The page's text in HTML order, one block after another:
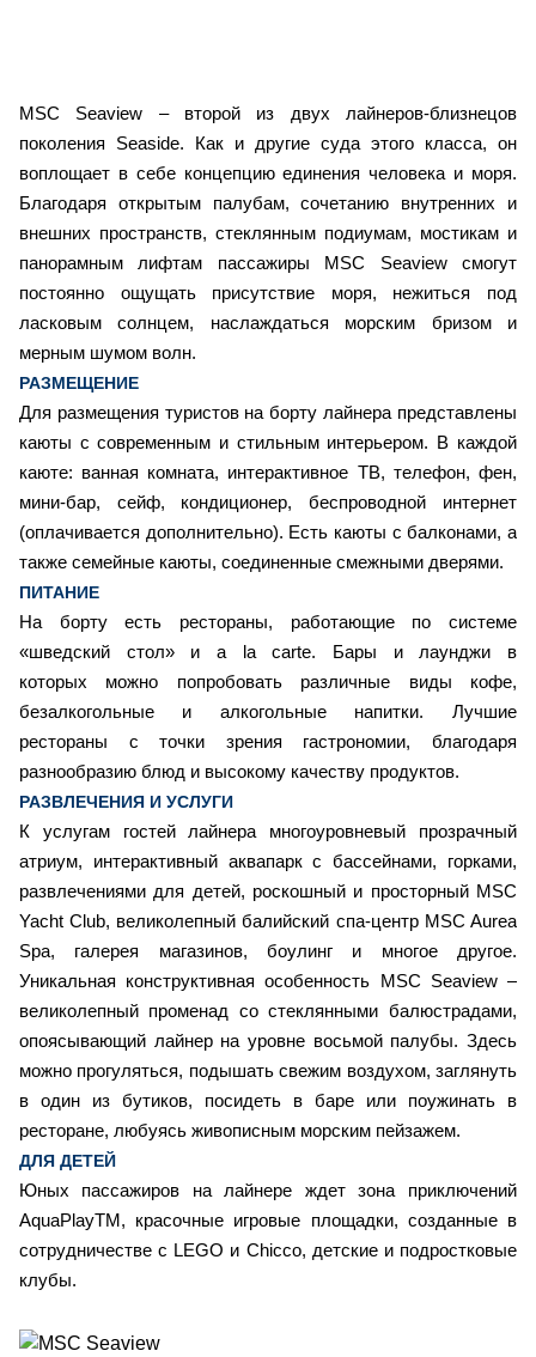
MSC Seaview – второй из двух лайнеров-близнецов
поколения Seaside. Как и другие суда этого класса, он
воплощает в себе концепцию единения человека и моря.
Благодаря открытым палубам, сочетанию внутренних и
внешних пространств, стеклянным подиумам, мостикам и
панорамным лифтам пассажиры MSC Seaview смогут
постоянно ощущать присутствие моря, нежиться под
ласковым солнцем, наслаждаться морским бризом и
мерным шумом волн.
РАЗМЕЩЕНИЕ
Для размещения туристов на борту лайнера представлены
каюты с современным и стильным интерьером. В каждой
каюте: ванная комната, интерактивное ТВ, телефон, фен,
мини-бар, сейф, кондиционер, беспроводной интернет
(оплачивается дополнительно). Есть каюты с балконами, а
также семейные каюты, соединенные смежными дверями.
ПИТАНИЕ
На борту есть рестораны, работающие по системе
«шведский стол» и a la carte. Бары и лаунджи в
которых можно попробовать различные виды кофе,
безалкогольные и алкогольные напитки. Лучшие
рестораны с точки зрения гастрономии, благодаря
разнообразию блюд и высокому качеству продуктов.
РАЗВЛЕЧЕНИЯ И УСЛУГИ
К услугам гостей лайнера многоуровневый прозрачный
атриум, интерактивный аквапарк с бассейнами, горками,
развлечениями для детей, роскошный и просторный MSC
Yacht Club, великолепный балийский спа-центр MSC Aurea
Spa, галерея магазинов, боулинг и многое другое.
Уникальная конструктивная особенность MSC Seaview –
великолепный променад со стеклянными балюстрадами,
опоясывающий лайнер на уровне восьмой палубы. Здесь
можно прогуляться, подышать свежим воздухом, заглянуть
в один из бутиков, посидеть в баре или поужинать в
ресторане, любуясь живописным морским пейзажем.
ДЛЯ ДЕТЕЙ
Юных пассажиров на лайнере ждет зона приключений
AquaPlayTM, красочные игровые площадки, созданные в
сотрудничестве с LEGO и Chicco, детские и подростковые
клубы.